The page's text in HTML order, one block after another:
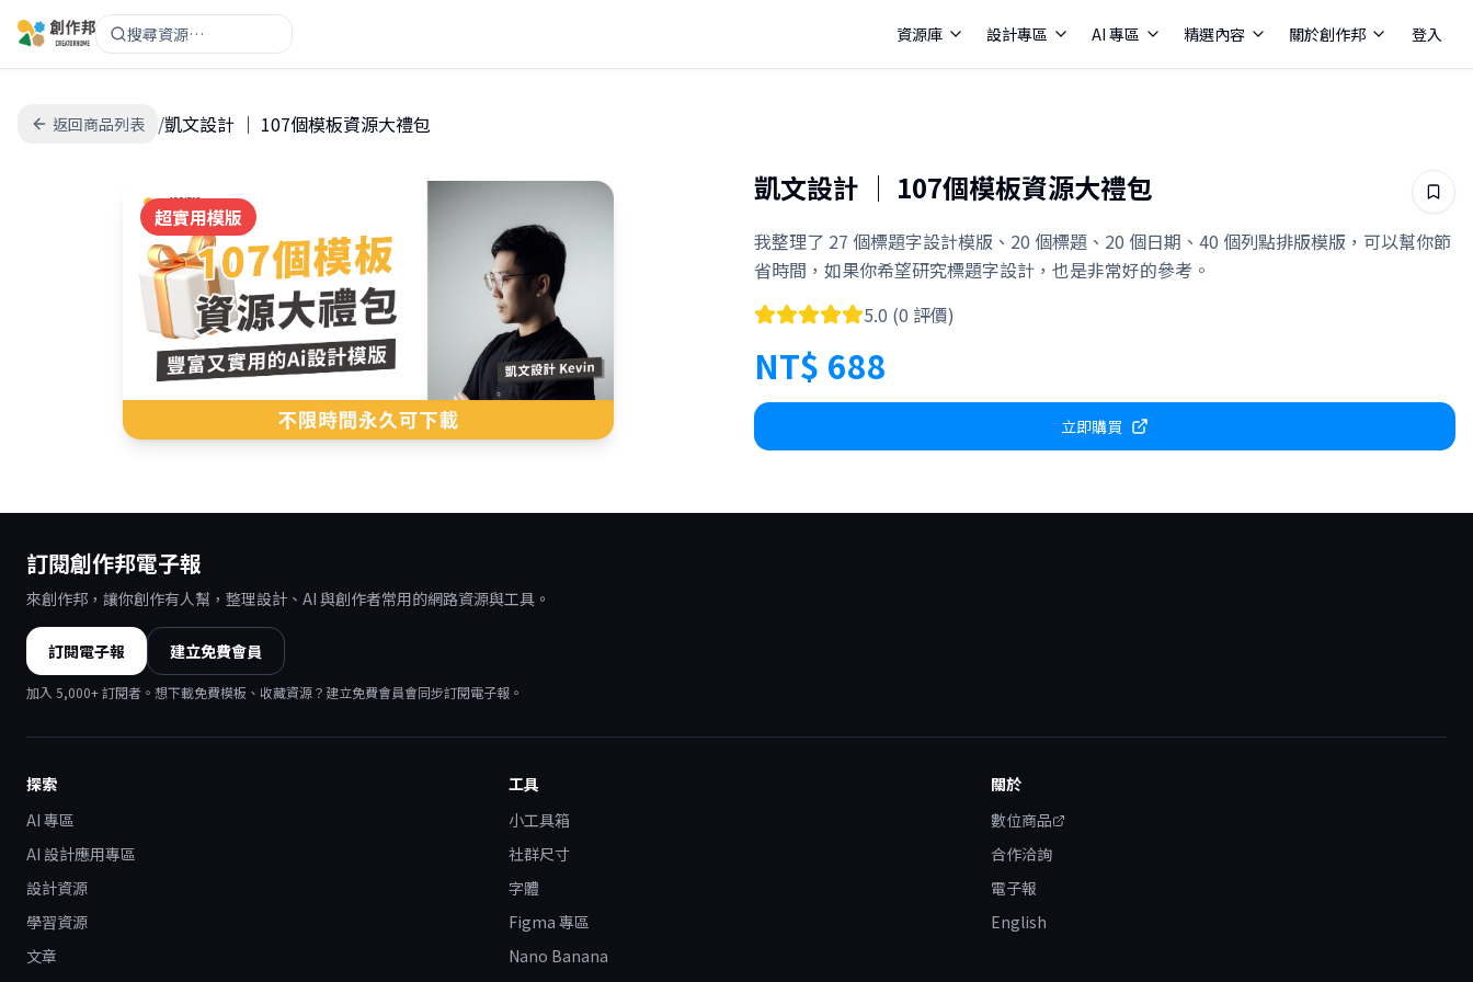
搜尋資源… 資源庫 設計專區 AI 專區 精選內容 關於創作邦 登入
返回商品列表 /凱文設計 │ 107個模板資源大禮包
超實用模版
凱文設計 │ 107個模板資源大禮包
我整理了 27 個標題字設計模版、20 個標題、20 個日期、40 個列點排版模版，可以幫你節
省時間，如果你希望研究標題字設計，也是非常好的參考。
5.0 (0 評價)
NT$ 688
立即購買
訂閱創作邦電子報
來創作邦，讓你創作有人幫，整理設計、AI 與創作者常用的網路資源與工具。
訂閱電子報 建立免費會員
加入 5,000+ 訂閱者。想下載免費模板、收藏資源？建立免費會員會同步訂閱電子報。
探索
AI 專區
AI 設計應用專區
設計資源
學習資源
文章
工具
小工具箱
社群尺寸
字體
Figma 專區
Nano Banana
關於
數位商品
合作洽詢
電子報
English